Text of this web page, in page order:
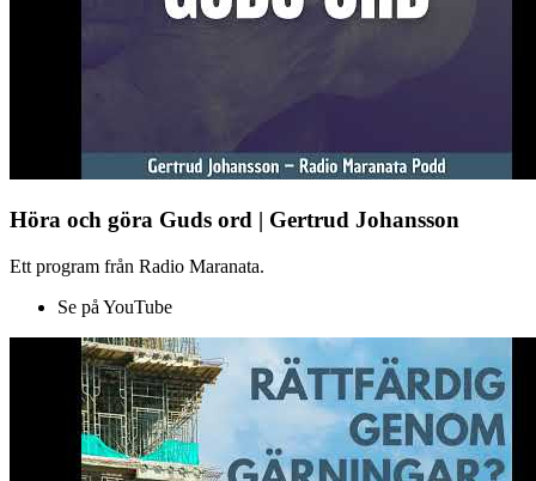
Höra och göra Guds ord | Gertrud Johansson
Ett program från Radio Maranata.
Se på YouTube